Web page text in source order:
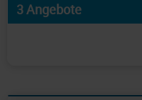
3 Angebote